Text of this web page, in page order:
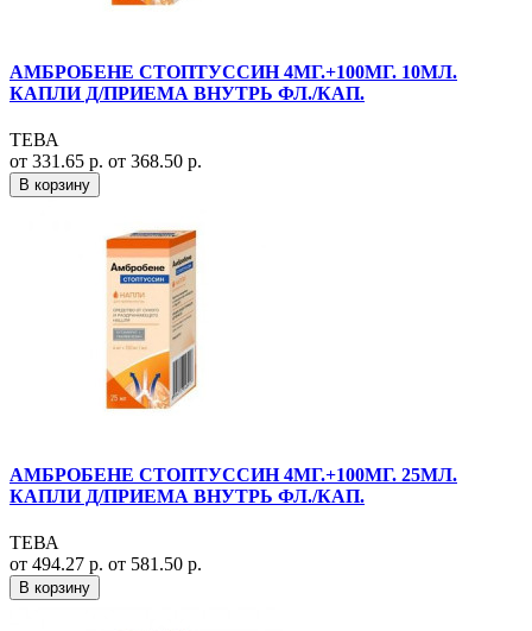
АМБРОБЕНЕ СТОПТУССИН 4МГ.+100МГ. 10МЛ.
КАПЛИ Д/ПРИЕМА ВНУТРЬ ФЛ./КАП.
ТЕВА
от 331.65 р. от 368.50 р.
В корзину
АМБРОБЕНЕ СТОПТУССИН 4МГ.+100МГ. 25МЛ.
КАПЛИ Д/ПРИЕМА ВНУТРЬ ФЛ./КАП.
ТЕВА
от 494.27 р. от 581.50 р.
В корзину